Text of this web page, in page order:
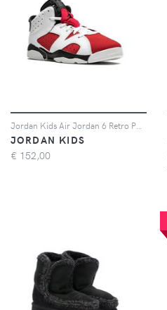
JORDAN KIDS
€ 152,00